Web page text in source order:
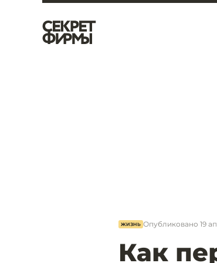
ЖИЗНЬ Опубликовано 19
Как